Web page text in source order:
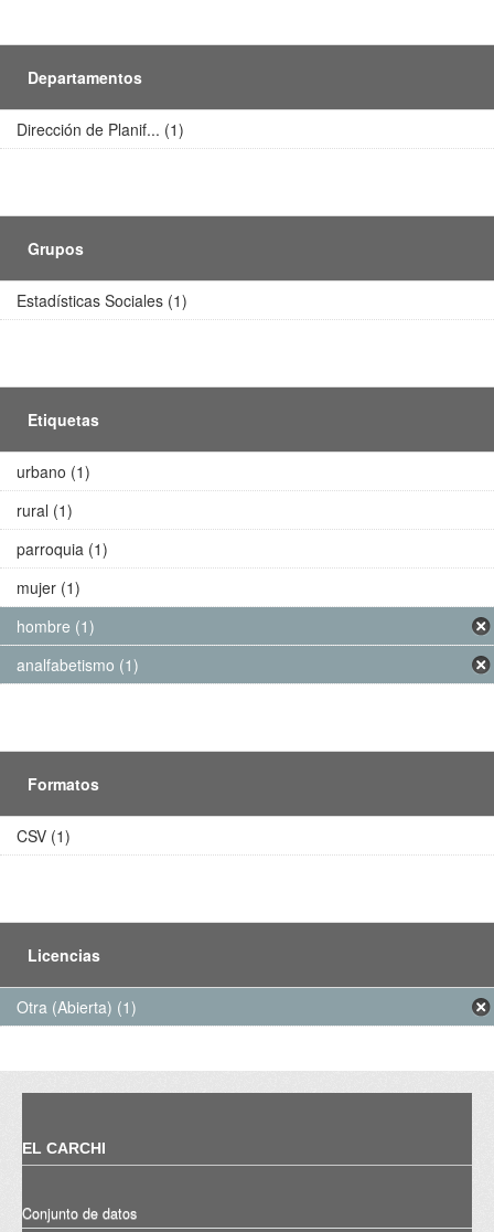
Departamentos
Dirección de Planif... (1)
Grupos
Estadísticas Sociales (1)
Etiquetas
urbano (1)
rural (1)
parroquia (1)
mujer (1)
hombre (1)
analfabetismo (1)
Formatos
CSV (1)
Licencias
Otra (Abierta) (1)
EL CARCHI
Conjunto de datos